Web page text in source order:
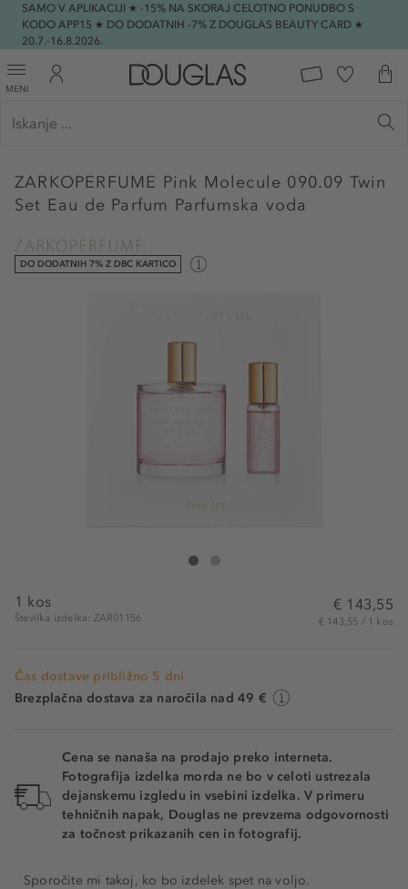
SAMO V APLIKACIJI ★ -15% NA SKORAJ CELOTNO PONUDBO S
KODO APP15 ★ DO DODATNIH -7% Z DOUGLAS BEAUTY CARD ★
20.7.-16.8.2026.
MENI
ZARKOPERFUME Pink Molecule 090.09 Twin
Set Eau de Parfum Parfumska voda
DO DODATNIH 7% Z DBC KARTICO
ZARKOPERFUME Pink Molecule 090.09 Twin Set
1 kos
Številka izdelka: ZAR01156
€ 143,55
€ 143,55 / 1 kos
Čas dostave približno 5 dni
Brezplačna dostava za naročila nad 49 €
Cena se nanaša na prodajo preko interneta.
Fotografija izdelka morda ne bo v celoti ustrezala
dejanskemu izgledu in vsebini izdelka. V primeru
tehničnih napak, Douglas ne prevzema odgovornosti
za točnost prikazanih cen in fotografij.
Sporočite mi takoj, ko bo izdelek spet na voljo.